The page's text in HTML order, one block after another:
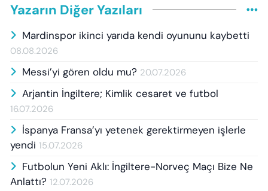
Yazarın Diğer Yazıları
Mardinspor ikinci yarıda kendi oyununu kaybetti
08.08.2026
Messi’yi gören oldu mu? 20.07.2026
Arjantin İngiltere; Kimlik cesaret ve futbol
16.07.2026
İspanya Fransa’yı yetenek gerektirmeyen işlerle
yendi 15.07.2026
Futbolun Yeni Aklı: İngiltere-Norveç Maçı Bize Ne
Anlattı? 12.07.2026